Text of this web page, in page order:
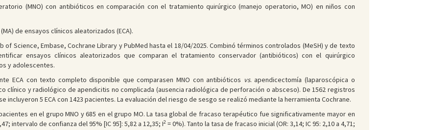
(MNO) con antibióticos en comparación con el tratamiento quirúrgico (manejo operatorio, MO) en niños con
de ensayos clínicos aleatorizados (ECA).
of Science, Embase, Cochrane Library y PubMed hasta el 18/04/2025. Combinó términos controlados (MeSH) y de texto
ensayos clínicos aleatorizados que comparan el tratamiento conservador (antibióticos) con el quirúrgico
y adolescentes.
ECA con texto completo disponible que comparasen MNO con antibióticos vs. apendicectomía (laparoscópica o
clínico y radiológico de apendicitis no complicada (ausencia radiológica de perforación o absceso). De 1562 registros
5 ECA con 1423 pacientes. La evaluación del riesgo de sesgo se realizó mediante la herramienta Cochrane.
en el grupo MNO y 685 en el grupo MO. La tasa global de fracaso terapéutico fue significativamente mayor en
intervalo de confianza del 95% [IC 95]: 5,82 a 12,35; I2= 0%). Tanto la tasa de fracaso inicial (OR: 3,14; IC 95: 2,10 a 4,71;